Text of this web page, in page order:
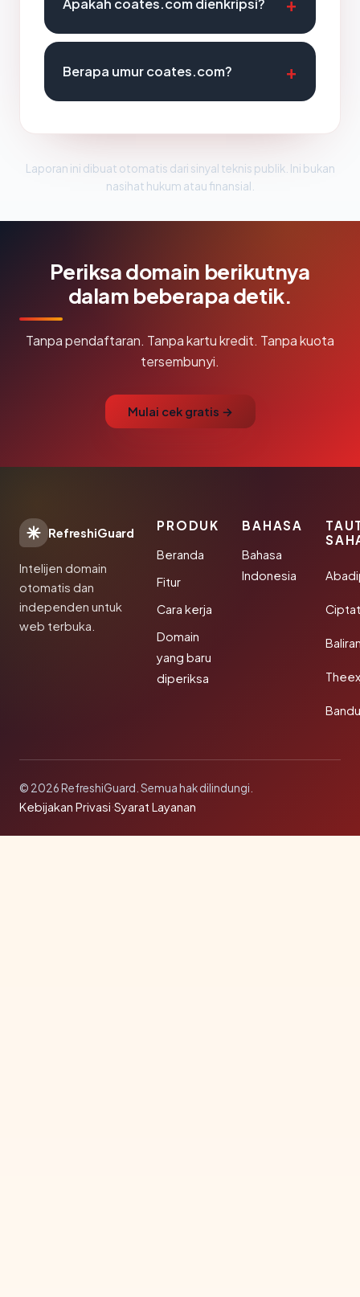
Apakah coates.com dienkripsi?
Berapa umur coates.com?
Laporan ini dibuat otomatis dari sinyal teknis publik. Ini bukan
nasihat hukum atau finansial.
Periksa domain berikutnya
dalam beberapa detik.
Tanpa pendaftaran. Tanpa kartu kredit. Tanpa kuota
tersembunyi.
Mulai cek gratis →
RefreshiGuard
Intelijen domain
otomatis dan
independen untuk
web terbuka.
PRODUK
Beranda
Fitur
Cara kerja
Domain
yang baru
diperiksa
BAHASA
Bahasa
Indonesia
© 2026 RefreshiGuard. Semua hak dilindungi.
Kebijakan Privasi·Syarat Layanan